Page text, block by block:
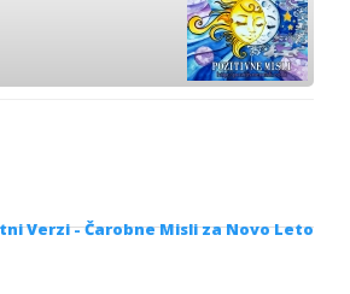
Verzi - Čarobne Misli za Novo Leto